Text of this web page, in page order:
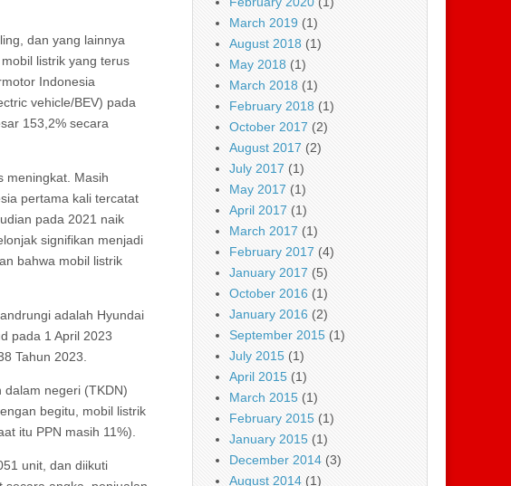
dan yang lainnya
listrik yang terus
Indonesia
vehicle/BEV) pada
153,2% secara
meningkat. Masih
pertama kali tercatat
pada 2021 naik
signifikan menjadi
bahwa mobil listrik
adalah Hyundai
pada 1 April 2023
Tahun 2023.
negeri (TKDN)
begitu, mobil listrik
itu PPN masih 11%).
unit, dan diikuti
March 2019 (1)
August 2018 (1)
May 2018 (1)
March 2018 (1)
February 2018 (1)
October 2017 (2)
August 2017 (2)
July 2017 (1)
May 2017 (1)
April 2017 (1)
March 2017 (1)
February 2017 (4)
January 2017 (5)
October 2016 (1)
January 2016 (2)
September 2015 (1)
July 2015 (1)
April 2015 (1)
March 2015 (1)
February 2015 (1)
January 2015 (1)
December 2014 (3)
August 2014 (1)